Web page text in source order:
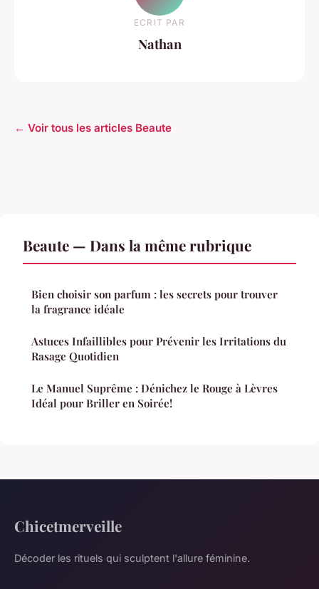
ECRIT PAR
Nathan
← Voir tous les articles Beaute
Beaute — Dans la même rubrique
Bien choisir son parfum : les secrets pour trouver
la fragrance idéale
Astuces Infaillibles pour Prévenir les Irritations du
Rasage Quotidien
Le Manuel Suprême : Dénichez le Rouge à Lèvres
Idéal pour Briller en Soirée!
Chicetmerveille
Décoder les rituels qui sculptent l'allure féminine.